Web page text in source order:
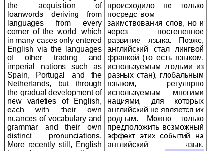
the acquisition of
loanwords deriving from
languages from every
corner of the world, which
in many cases only entered
English via the languages
of other trading and
imperial nations such as
Spain, Portugal and the
Netherlands, but through
the gradual development of
new varieties of English,
each with their own
nuances of vocabulary and
grammar and their own
distinct pronunciations.
More recently still, English
происходило не только
посредством
заимствования слов, но и
через постепенное
развитие языка. Позже,
английский стал лингвой
франкой (то есть языком,
используемым людьми из
разных стан), глобальным
языком, регулярно
используемым многими
нациями, для которых
английский не является их
родным. Можно только
предположить возможный
эффект этих событий на
английский язык,